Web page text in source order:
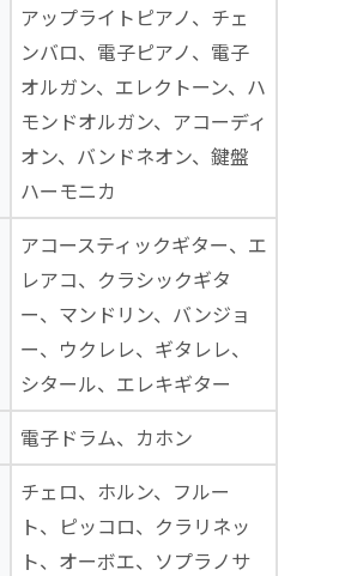
アップライトピアノ、チェ
ンバロ、電子ピアノ、電子
オルガン、エレクトーン、ハ
モンドオルガン、アコーディ
オン、バンドネオン、鍵盤
ハーモニカ
アコースティックギター、エ
レアコ、クラシックギタ
ー、マンドリン、バンジョ
ー、ウクレレ、ギタレレ、
シタール、エレキギター
電子ドラム、カホン
チェロ、ホルン、フルー
ト、ピッコロ、クラリネッ
ト、オーボエ、ソプラノサ